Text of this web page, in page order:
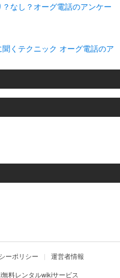
なし？オーグ電話のアンケー
くテクニック オーグ電話のア
ーポリシー
運営者情報
料レンタルwikiサービス